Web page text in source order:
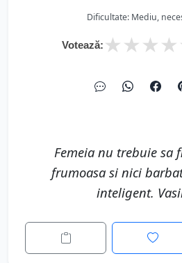
Dificultate: Mediu,
Votează: ★
★
★
★
Femeia nu trebuie sa
frumoasa si nici
inteligent.